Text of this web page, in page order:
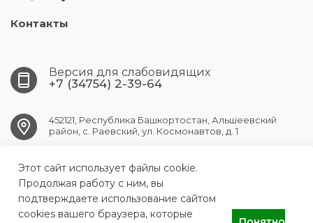
Контакты
Версия для слабовидящих
+7 (34754) 2-39-64
452121, Республика Башкортостан, Альшеевский
район, с. Раевский, ул. Космонавтов, д. 1
RAEVSK.CRB@doctorrb.ru
Этот сайт использует файлы cookie.
Продолжая работу с ним, вы
подтверждаете использование сайтом
cookies вашего браузера, которые